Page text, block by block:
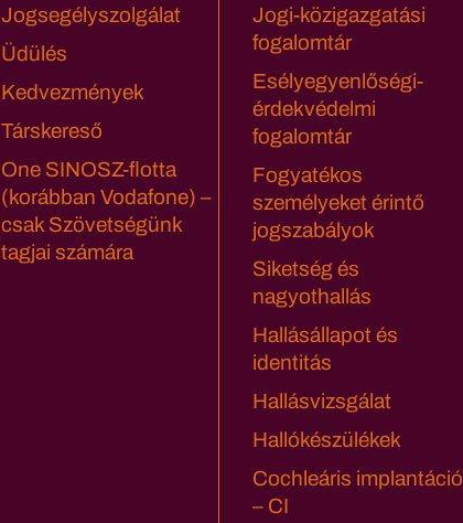
Jogsegélyszolgálat
Üdülés
Kedvezmények
Társkereső
One SINOSZ-flotta
(korábban Vodafone) –
csak Szövetségünk
tagjai számára
Jogi-közigazgatási
fogalomtár
Esélyegyenlőségi-
érdekvédelmi
fogalomtár
Fogyatékos
személyeket érintő
jogszabályok
Siketség és
nagyothallás
Hallásállapot és
identitás
Hallásvizsgálat
Hallókészülékek
Cochleáris implantáció
– CI